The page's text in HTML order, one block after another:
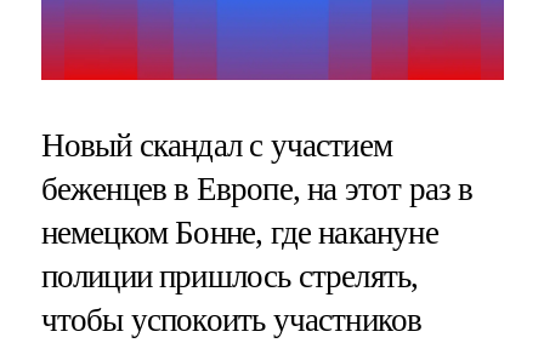
Новый скандал с участием
беженцев в Европе, на этот раз в
немецком Бонне, где накануне
полиции пришлось стрелять,
чтобы успокоить участников